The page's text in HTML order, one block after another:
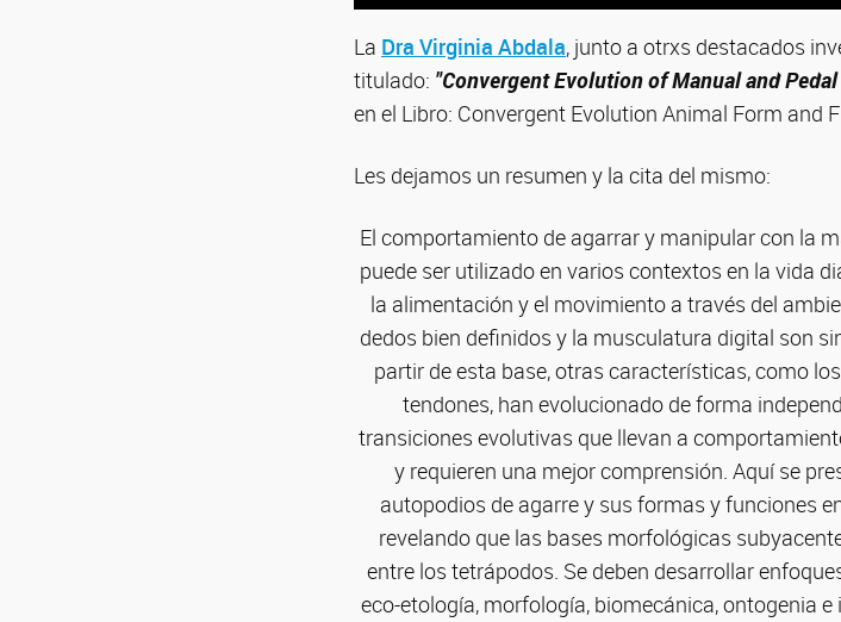
La Dra Virginia Abdala, junto a otrxs destacados
titulado: "Convergent Evolution of Manual and
en el Libro: Convergent Evolution Animal Form and
Les dejamos un resumen y la cita del mismo:
El comportamiento de agarrar y manipular con la
puede ser utilizado en varios contextos en la vida
la alimentación y el movimiento a través del
dedos bien definidos y la musculatura digital son
partir de esta base, otras características, como
tendones, han evolucionado de forma
transiciones evolutivas que llevan a
y requieren una mejor comprensión. Aquí se
autopodios de agarre y sus formas y funciones
revelando que las bases morfológicas
entre los tetrápodos. Se deben desarrollar
eco-etología, morfología, biomecánica, ontogenia